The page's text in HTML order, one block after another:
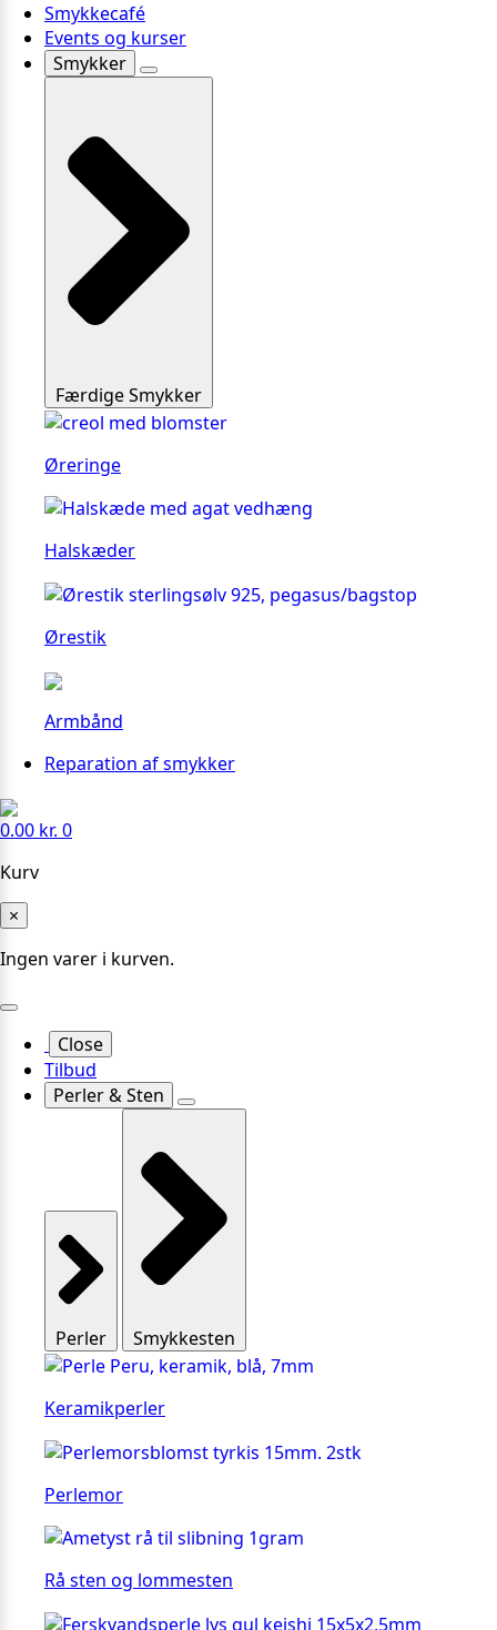
Smykkecafé
Events og kurser
Smykker
Færdige Smykker
Øreringe
Halskæder
Ørestik
Armbånd
Reparation af smykker
0.00 kr. 0
Kurv
×
Ingen varer i kurven.
Close
Tilbud
Perler & Sten
Perler Smykkesten
Keramikperler
Perlemor
Rå sten og lommesten